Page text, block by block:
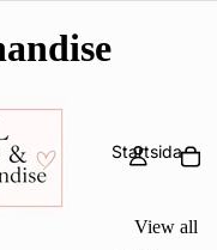
Startsida
View all